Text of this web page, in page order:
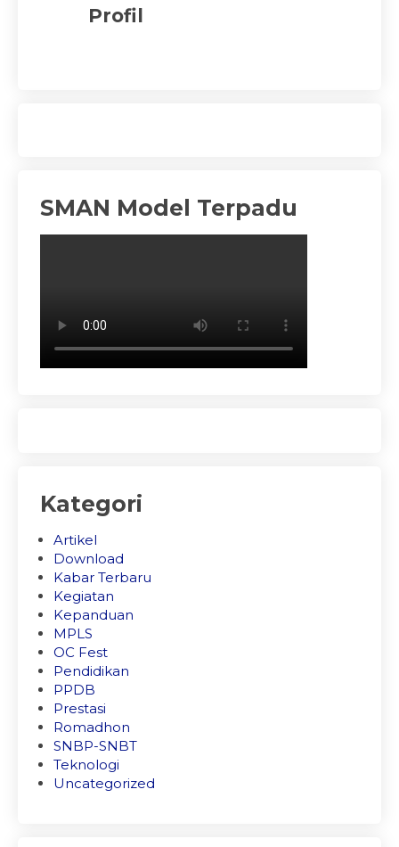
Profil
SMAN Model Terpadu
Kategori
Artikel
Download
Kabar Terbaru
Kegiatan
Kepanduan
MPLS
OC Fest
Pendidikan
PPDB
Prestasi
Romadhon
SNBP-SNBT
Teknologi
Uncategorized